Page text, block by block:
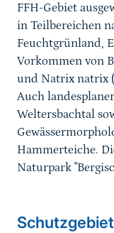
FFH-Gebiet
in Teilbereichen
Feuchtgrünland,
Vorkommen von
und Natrix natrix
Auch
Weltersbachtal
Hammerteiche.
Naturpark